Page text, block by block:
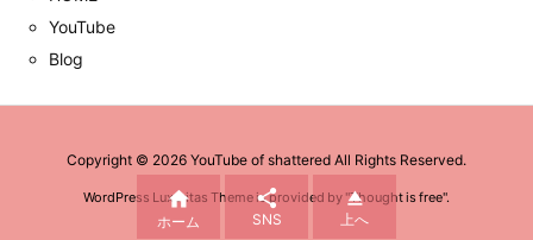
YouTube
Blog
Copyright © 2026 YouTube of shattered All Rights Reserved.
WordPress Luxeritas Theme is provided by "Thought is free".

ホーム

SNS

上へ